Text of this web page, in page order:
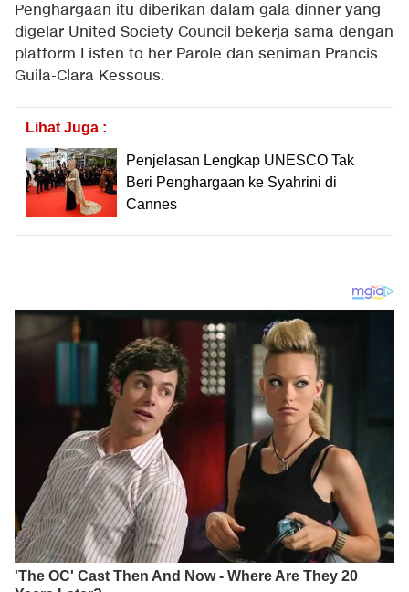
Penghargaan itu diberikan dalam gala dinner yang
digelar United Society Council bekerja sama dengan
platform Listen to her Parole dan seniman Prancis
Guila-Clara Kessous.
Lihat Juga :
Penjelasan Lengkap UNESCO Tak
Beri Penghargaan ke Syahrini di
Cannes